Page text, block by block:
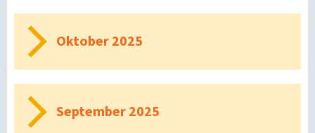
Oktober 2025
September 2025